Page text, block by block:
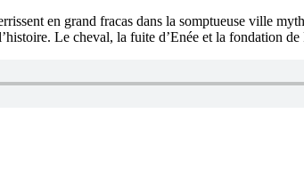
en grand fracas dans la somptueuse ville
Le cheval, la fuite d’Enée et la fondation